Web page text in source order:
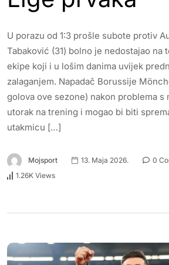
U porazu od 1:3 prošle subote protiv
Tabaković (31) bolno je nedostajao na
ekipe koji i u lošim danima uvijek
zalaganjem. Napadač Borussije
golova ove sezone) nakon problema s
utorak na trening i mogao bi biti
utakmicu […]
Mojsport 13. Maja 2026.
0
1.26K Views